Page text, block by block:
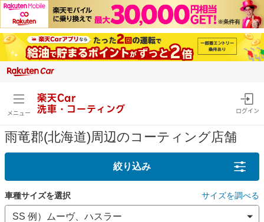
メニュー
楽天Car
洗車・コーティング
ログイン
雨竜郡(北海道)周辺のコーティング店舗
絞り込み
車種サイズを選択 サイズを調べる